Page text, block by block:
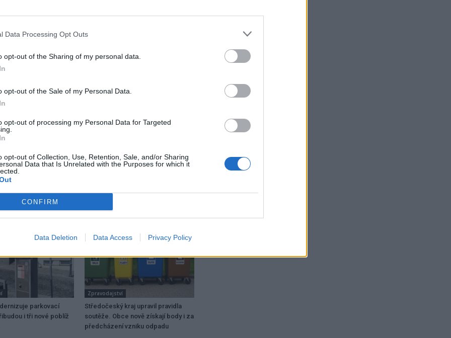
Data Processing Opt Outs
opt-out of the Sharing of my personal data.
opt-out of the Sale of my Personal Data.
opt-out of processing my Personal Data for Targeted
opt-out of Collection, Use, Retention, Sale, and/or Sharing
Data that Is Unrelated with the Purposes for which it
CONFIRM
Data Deletion Data Access Privacy Policy
Oblastní nemocnice Příbram Vánoce
Příbram na konci 60. let
parkovací
i tři nové poblíž
Zpravodajství
Středočeský kraj upravil pravidla
soutěže. Obce nově získají body i za
předcházení vzniku odpadu